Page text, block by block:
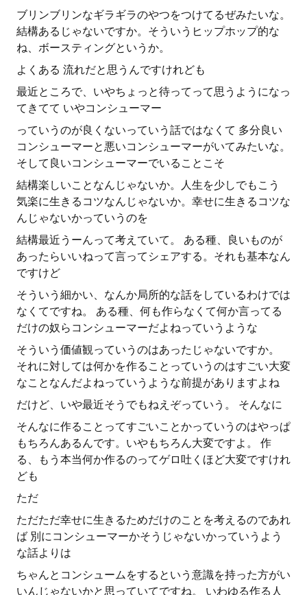
ブリンブリンなギラギラのやつをつけてるぜみたいな。
結構あるじゃないですか。そういうヒップホップ的な
ね、ボースティングというか。
よくある 流れだと思うんですけれども
最近ところで、いやちょっと待ってって思うようになっ
てきてて いやコンシューマー
っていうのが良くないっていう話ではなくて 多分良い
コンシューマーと悪いコンシューマーがいてみたいな。
そして良いコンシューマーでいることこそ
結構楽しいことなんじゃないか。人生を少しでもこう
気楽に生きるコツなんじゃないか。幸せに生きるコツな
んじゃないかっていうのを
結構最近うーんって考えていて。 ある種、良いものが
あったらいいねって言ってシェアする。それも基本なん
ですけど
そういう細かい、なんか局所的な話をしているわけでは
なくてですね。 ある種、何も作らなくて何か言ってる
だけの奴らコンシューマーだよねっていうような
そういう価値観っていうのはあったじゃないですか。
それに対しては何かを作ることっていうのはすごい大変
なことなんだよねっていうような前提がありますよね
だけど、いや最近そうでもねえぞっていう。 そんなに
そんなに作ることってすごいことかっていうのはやっぱ
もちろんあるんです。いやもちろん大変ですよ。 作
る、もう本当何か作るのってゲロ吐くほど大変ですけれ
ども
ただ
ただただ幸せに生きるためだけのことを考えるのであれ
ば 別にコンシューマーかそうじゃないかっていうよう
な話よりは
ちゃんとコンシュームをするという意識を持った方がい
いんじゃないかと思っていてですね。 いわゆる作る人